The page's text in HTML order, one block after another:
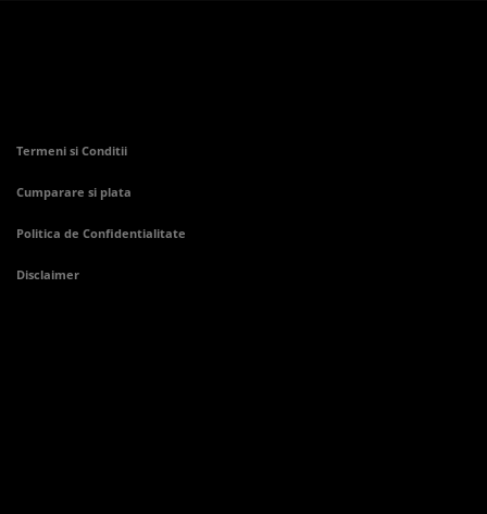
Termeni si Conditii
Cumparare si plata
Politica de Confidentialitate
Disclaimer